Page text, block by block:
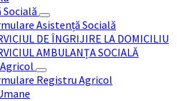
Asistență Socială
DE ÎNGRIJIRE LA DOMICILIU
AMBULANȚA SOCIALĂ
Registru Agricol